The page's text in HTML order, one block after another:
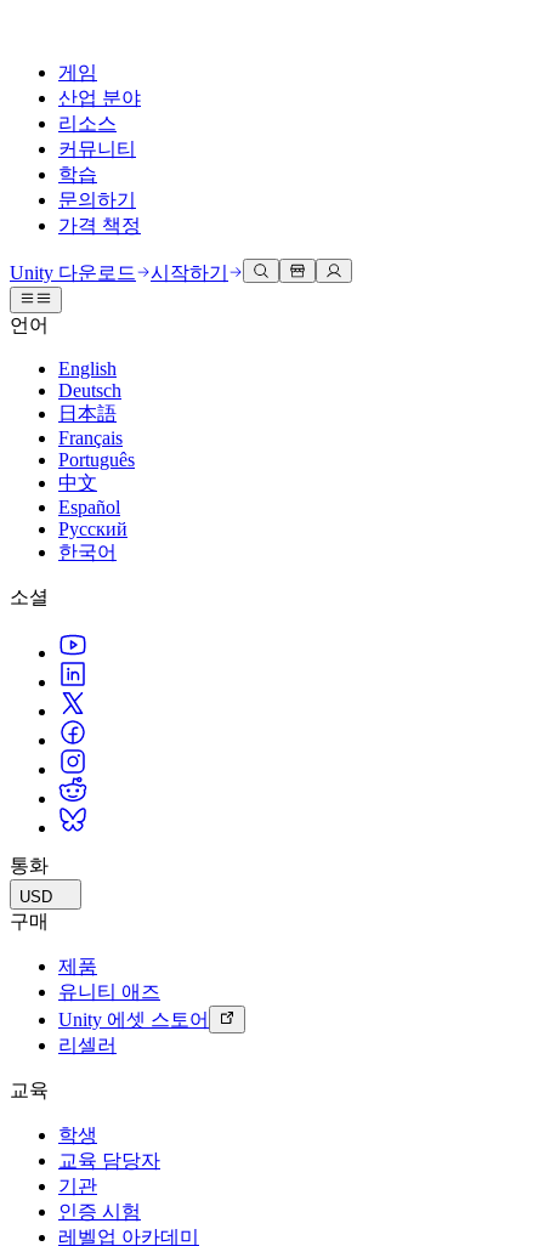
게임
산업 분야
리소스
커뮤니티
학습
문의하기
가격 책정
Unity 엔진
모든 플랫폼 위한 2D 및 3D 게임 제작
협업
팀과 함께 신속한 협업과 반복 작업을 수행하세요.
Unity 다운로드
플랜 및 가격
배포
Unity가 지원하는 25개 이상의 플랫폼을 살펴보세요.
LiveOps
출시 후 인사이트를 확인하고 라이브 게임을 운영하세요.
성장
사용자 확보
모바일 사용자를 검색하고 Acquire
매장 및 D2C 전반에 걸쳐 IAP 관리하세요.
수익화
Unity로 광고하세요
활용 부문
모바일 게임
Unity로 모바일 히트작을 제작하고 성장시키세요.
인디 게임
소규모 팀으로 대작 게임을 출시하세요.
XR 게임
여러 플랫폼에서 XR 게임을 출시하세요.
3D 협업
실시간 3D 프로젝트 빌드 및 검토
몰입형 교육
몰입도 높은 환경 제작
고객 경험
인터랙티브 3D 경험 제작
산업 분야
운영 우수성 확보
리테일
상점 경험을 온라인 경험으로 전환
자동차
혁신을 가속화하고 차량 내 경험을 향상시키세요.
모든 산업 보기
기술 자료
공식 유저. '광고 지면'의 타겟 고객 매뉴얼 및 API 레퍼런스
개발자 툴
릴리스 버전 및 이슈 트래커
로드맵
예정된 기능 검토
기술 용어 라이브러리
활용 사례
실제 성공 사례
베스트 프랙티스 가이드
전문가 팁
데모
데모, 샘플 및 빌딩 블록
모든 리소스
새로운 기능
블로그
업데이트, 정보, 기술 팁
뉴스
토론
토론, 문제 해결, 소통
이벤트
글로벌 이벤트 및 현지 이벤트
커뮤니티 사례
Made with Unity
Unity 크리에이터 소개
Livestreams
Unity Awards
전 세계 Unity 크리에이터 축하
Unity Learn
무료로 Unity 기술 마스터
전문 교육
Unity 강사와 함께 팀의 역량을 강화하세요
Unity 처음 사용하시나요
시작하기
학습 시작하기
Unity 사용이 처음이신가요? 여정 시작하기
사용법 가이드
실용적인 팁 및 베스트 프랙티스
교육
학생용
커리어 시작하기
교육 효율 극대화
교육 라이선스
자격증
Unity 숙련도를 입증하세요
도움 받기
성공을 위한 Unity
Success 플랜
전문가 지원을 통해 더 빠르게 목표 도달률 달성
일반적인 질문에 대한 답변
문의하기
Unity 다운로드 시작하기
언어
English
Deutsch
日本語
Français
Português
中文
Español
Русский
한국어
소셜
통화
USD
구매
제품
유니티 애즈
Unity 에셋 스토어
리셀러
교육
학생
교육 담당자
기관
인증 시험
레벨업 아카데미